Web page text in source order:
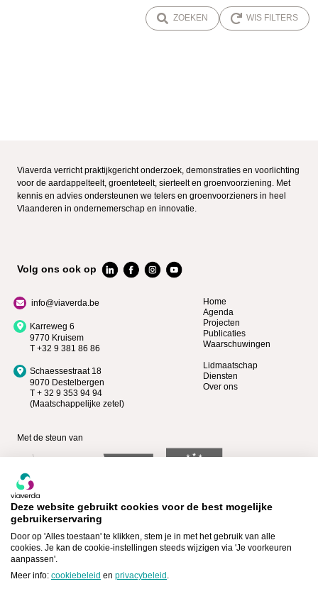
ZOEKEN WIS FILTERS
Viaverda verricht praktijkgericht onderzoek, demonstraties en voorlichting
voor de aardappelteelt, groenteteelt, sierteelt en groenvoorziening. Met
kennis en advies ondersteunen we telers en groenvoorzieners in heel
Vlaanderen in ondernemerschap en innovatie.
Volg ons ook op
info@viaverda.be
Karreweg 6
9770 Kruisem
T +32 9 381 86 86
Schaessestraat 18
9070 Destelbergen
T + 32 9 353 94 94
(Maatschappelijke zetel)
Home
Agenda
Projecten
Publicaties
Waarschuwingen
Lidmaatschap
Diensten
Over ons
Met de steun van
Bekijk wie Premium lid is >
Lid worden >
Deze website gebruikt cookies voor de best mogelijke
gebruikerservaring
Door op 'Alles toestaan' te klikken, stem je in met het gebruik van alle
cookies. Je kan de cookie-instellingen steeds wijzigen via 'Je voorkeuren
aanpassen'.
Meer info: cookiebeleid en privacybeleid .